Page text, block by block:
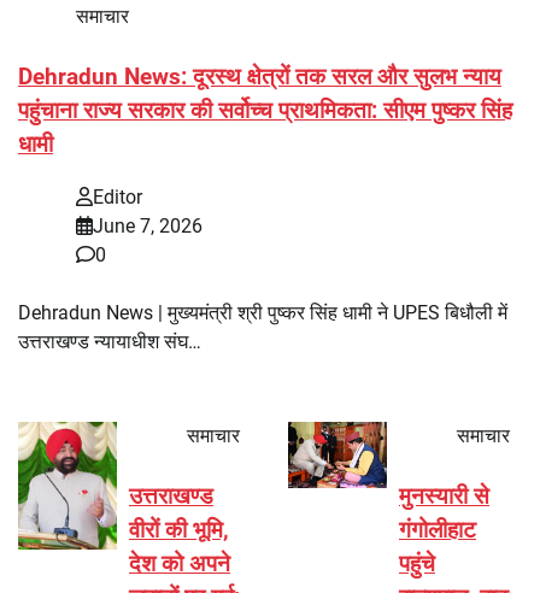
समाचार
Dehradun News: दूरस्थ क्षेत्रों तक सरल और सुलभ न्याय
पहुंचाना राज्य सरकार की सर्वोच्च प्राथमिकता: सीएम पुष्कर सिंह
धामी
Editor
June 7, 2026
0
Dehradun News | मुख्यमंत्री श्री पुष्कर सिंह धामी ने UPES बिधौली में
उत्तराखण्ड न्यायाधीश संघ…
समाचार
उत्तराखण्ड
वीरों की भूमि,
देश को अपने
समाचार
मुनस्यारी से
गंगोलीहाट
पहुंचे